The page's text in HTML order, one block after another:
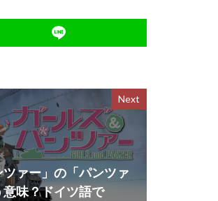
Next
ツァー」の「パンツァ
味？ドイツ語で